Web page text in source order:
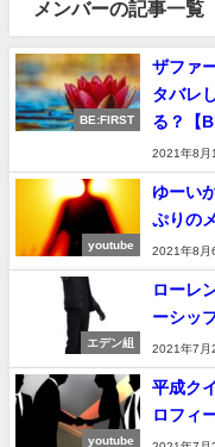
メンバーの記事一覧
BE:FIRST
ザファ
タバレ
る？【
2021年8月
youtube
ゆーい
ぷりの
2021年8月
エデン組
ローレ
ーシッ
2021年7月
youtube
平成ク
ロフィ